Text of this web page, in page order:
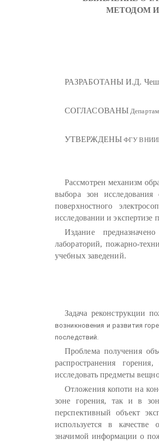
МЕТОДОМ
РАЗРАБОТАНЫ И.Д.
СОГЛАСОВАНЫ
УТВЕРЖДЕНЫФГУ
Рассмотрен механизм
выбора зон исследования
поверхностного
исследовании и экспертизе
Издание
лабораторий, пожарно-
учебных заведений.
Задача реконструкции
возникновения и развития
последствий.
Проблема получения
распространения
исследовать предметы
Отложения копоти на
зоне горения, так и в
перспективный объект
используется в качестве
значимой информации о